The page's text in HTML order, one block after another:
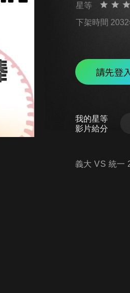
星等
下架時間
請先登
我的星等
影片給分
義大 VS 統一